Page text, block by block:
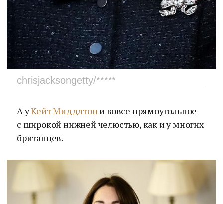
chrisjacksongetty/*****
А уКейт Миддлтон и вовсе прямоугольное
с широкой нижней челюстью, как и у многих
британцев.